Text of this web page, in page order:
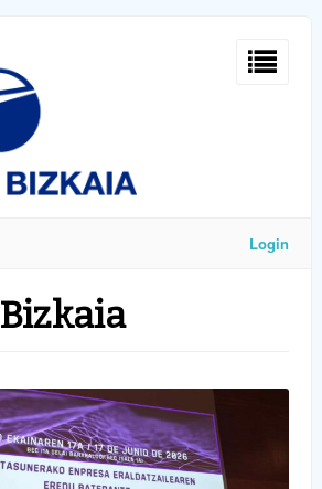
Login